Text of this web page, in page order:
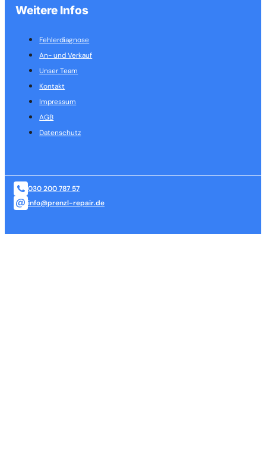
Weitere Infos
Fehlerdiagnose
An- und Verkauf
Unser Team
Kontakt
Impressum
AGB
Datenschutz
030 200 787 57
info@prenzl-repair.de